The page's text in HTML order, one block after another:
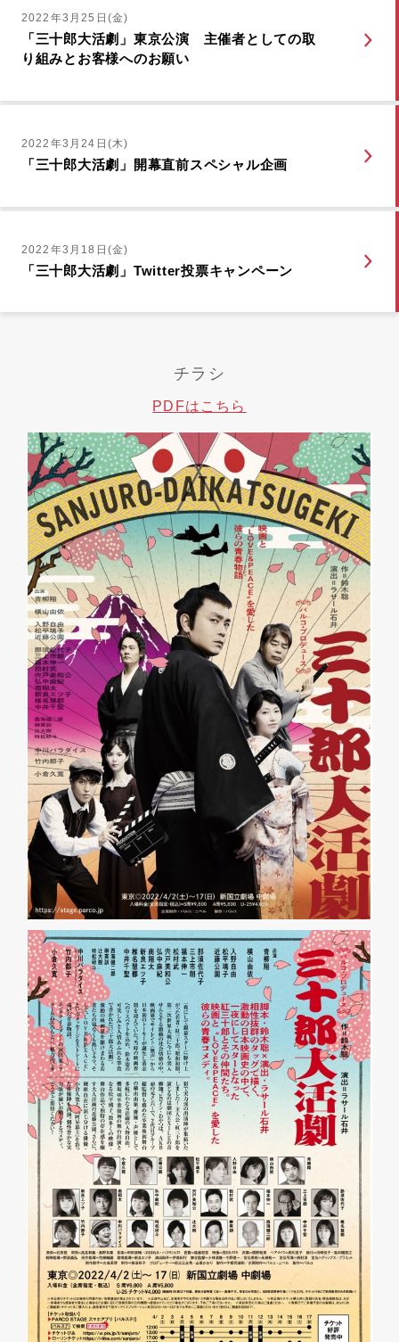
2022年3月25日(金)
「三十郎大活劇」東京公演 主催者としての取
り組みとお客様へのお願い
2022年3月24日(木)
「三十郎大活劇」開幕直前スペシャル企画
2022年3月18日(金)
「三十郎大活劇」Twitter投票キャンペーン
チラシ
PDFはこちら